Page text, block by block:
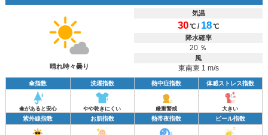
晴れ時々曇り
気温
30℃ / 18℃
降水確率
20 ％
風
東南東 1 m/s
傘指数 洗濯指数 熱中症指数 体感ストレス指数
傘があると安心 やや乾きにくい 厳重警戒 大きい
紫外線指数 お肌指数 熱帯夜指数 ビール指数